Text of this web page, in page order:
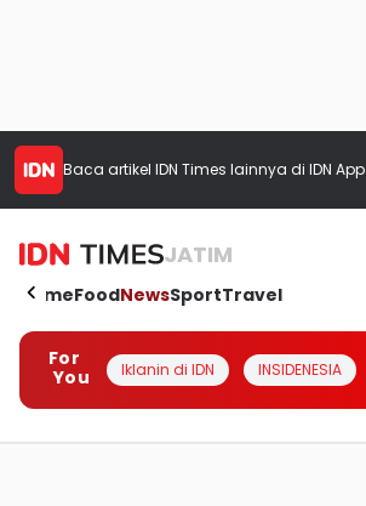
Baca artikel IDN Times lainnya di IDN App
JATIM
HomeFoodNewsSportTravel
For
You
Iklanin di IDN INSIDENESIA